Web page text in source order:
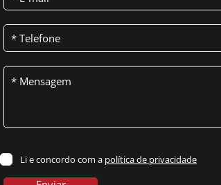
Li e concordo com a política de privacidade